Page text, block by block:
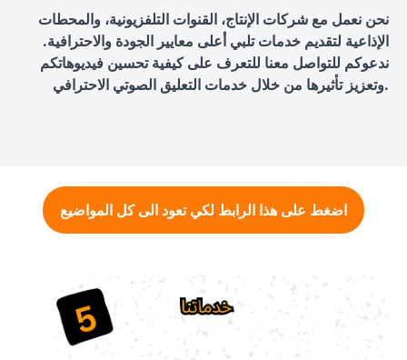
نحن نعمل مع شركات الإنتاج، القنوات التلفزيونية، والمحطات
الإذاعية لتقديم خدمات تلبي أعلى معايير الجودة والاحترافية.
ندعوكم للتواصل معنا للتعرف على كيفية تحسين فيديوهاتكم
وتعزيز تأثيرها من خلال خدمات التعليق الصوتي الاحترافي.
اضغط على هذا الرابط لكي تعود الى كل المواضيع